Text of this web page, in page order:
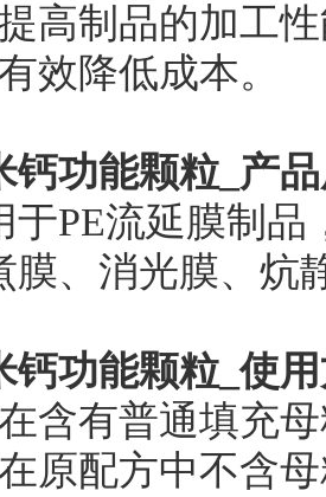
高制品的加工
效降低成本。
钙功能颗粒_产
于PE流延膜制
膜、消光膜、炕
钙功能颗粒 _使
含有普通填充
原配方中不含